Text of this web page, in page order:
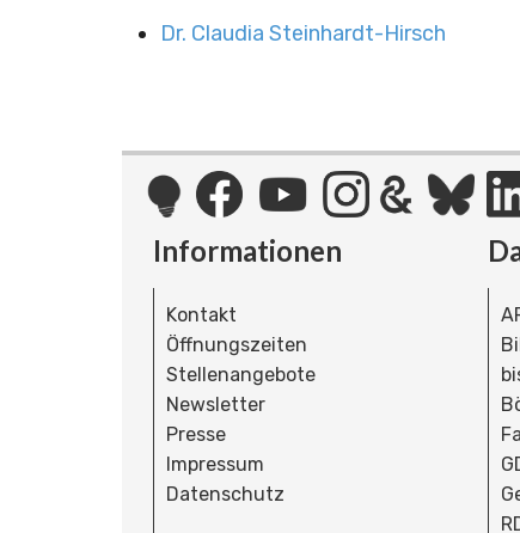
Dr. Claudia Steinhardt-Hirsch
Informationen
Kontakt
Öffnungszeiten
Stellenangebote
Newsletter
Presse
Impressum
Datenschutz